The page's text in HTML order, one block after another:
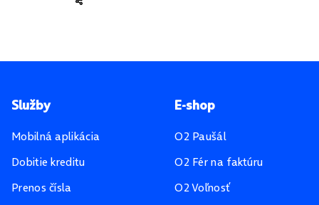
Pätička stránky
Služby
Mobilná aplikácia
Dobitie kreditu
Prenos čísla
E-shop
O2 Paušál
O2 Fér na faktúru
O2 Voľnosť